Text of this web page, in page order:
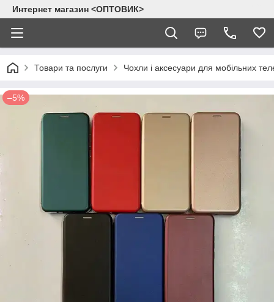
Интернет магазин <ОПТОВИК>
Товари та послуги Чохли і аксесуари для мобільних
–5%